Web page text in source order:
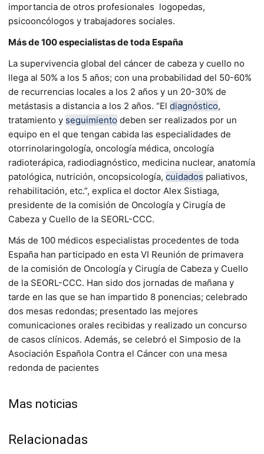
importancia de otros profesionales logopedas,
psicooncólogos y trabajadores sociales.
Más de 100 especialistas de toda España
La supervivencia global del cáncer de cabeza y cuello no
llega al 50% a los 5 años; con una probabilidad del 50-60%
de recurrencias locales a los 2 años y un 20-30% de
metástasis a distancia a los 2 años. “El diagnóstico,
tratamiento y seguimiento deben ser realizados por un
equipo en el que tengan cabida las especialidades de
otorrinolaringología, oncología médica, oncología
radioterápica, radiodiagnóstico, medicina nuclear, anatomía
patológica, nutrición, oncopsicología, cuidados paliativos,
rehabilitación, etc.”, explica el doctor Alex Sistiaga,
presidente de la comisión de Oncología y Cirugía de
Cabeza y Cuello de la SEORL-CCC.
Más de 100 médicos especialistas procedentes de toda
España han participado en esta VI Reunión de primavera
de la comisión de Oncología y Cirugía de Cabeza y Cuello
de la SEORL-CCC. Han sido dos jornadas de mañana y
tarde en las que se han impartido 8 ponencias; celebrado
dos mesas redondas; presentado las mejores
comunicaciones orales recibidas y realizado un concurso
de casos clínicos. Además, se celebró el Simposio de la
Asociación Española Contra el Cáncer con una mesa
redonda de pacientes
Mas noticias
Relacionadas